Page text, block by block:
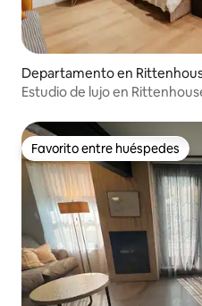
Departamento en
Estudio de lujo en
Favorito entre huéspedes
Favorito entre huéspedes